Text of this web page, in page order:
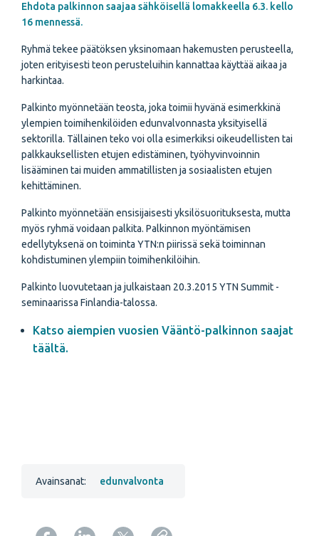
Ehdota palkinnon saajaa sähköisellä lomakkeella 6.3. kello
16 mennessä.
Ryhmä tekee päätöksen yksinomaan hakemusten perusteella,
joten erityisesti teon perusteluihin kannattaa käyttää aikaa ja
harkintaa.
Palkinto myönnetään teosta, joka toimii hyvänä esimerkkinä
ylempien toimihenkilöiden edunvalvonnasta yksityisellä
sektorilla. Tällainen teko voi olla esimerkiksi oikeudellisten tai
palkkauksellisten etujen edistäminen, työhyvinvoinnin
lisääminen tai muiden ammatillisten ja sosiaalisten etujen
kehittäminen.
Palkinto myönnetään ensisijaisesti yksilösuorituksesta, mutta
myös ryhmä voidaan palkita. Palkinnon myöntämisen
edellytyksenä on toiminta YTN:n piirissä sekä toiminnan
kohdistuminen ylempiin toimihenkilöihin.
Palkinto luovutetaan ja julkaistaan 20.3.2015 YTN Summit -
seminaarissa Finlandia-talossa.
Katso aiempien vuosien Vääntö-palkinnon saajat
täältä.
Avainsanat: edunvalvonta